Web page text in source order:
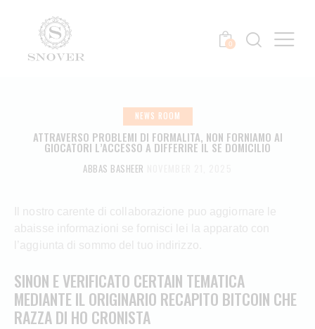
0
NEWS ROOM
ATTRAVERSO PROBLEMI DI FORMALITA, NON FORNIAMO AI
GIOCATORI L’ACCESSO A DIFFERIRE IL SE DOMICILIO
ABBAS BASHEER
Il nostro carente di collaborazione puo aggiornare le
abaisse informazioni se fornisci lei la apparato con
l’aggiunta di sommo del tuo indirizzo.
SINON E VERIFICATO CERTAIN TEMATICA
MEDIANTE IL ORIGINARIO RECAPITO BITCOIN CHE
RAZZA DI HO CRONISTA